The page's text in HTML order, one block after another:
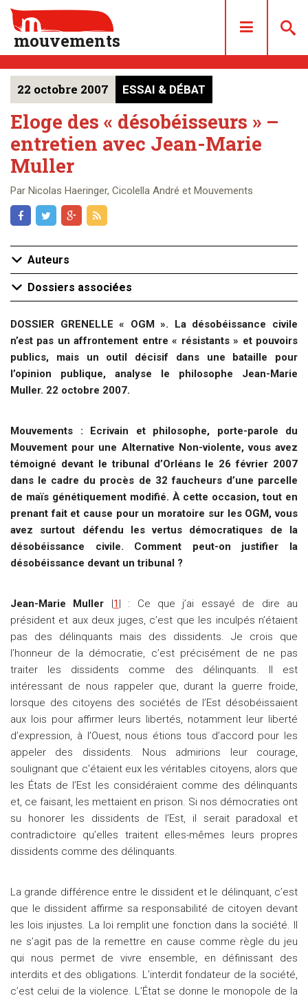
mouvements
DOSSIERS
ARTICLES
LES NUMÉROS
QUI SOMMES NOUS ?
CONTACT
22 octobre 2007 ESSAI & DÉBAT
Eloge des « désobéisseurs » –
entretien avec Jean-Marie
Muller
Par Nicolas Haeringer, Cicolella André et Mouvements
Auteurs
Dossiers associées
DOSSIER GRENELLE « OGM ». La désobéissance civile
n’est pas un affrontement entre « résistants » et pouvoirs
publics, mais un outil décisif dans une bataille pour
l’opinion publique, analyse le philosophe Jean-Marie
Muller. 22 octobre 2007.
Mouvements : Ecrivain et philosophe, porte-parole du
Mouvement pour une Alternative Non-violente, vous avez
témoigné devant le tribunal d’Orléans le 26 février 2007
dans le cadre du procès de 32 faucheurs d’une parcelle
de maïs génétiquement modifié. À cette occasion, tout en
prenant fait et cause pour un moratoire sur les OGM, vous
avez surtout défendu les vertus démocratiques de la
désobéissance civile. Comment peut-on justifier la
désobéissance devant un tribunal ?
Jean-Marie Muller |1 | : Ce que j’ai essayé de dire au
président et aux deux juges, c’est que les inculpés n’étaient
pas des délinquants mais des dissidents. Je crois que
l’honneur de la démocratie, c’est précisément de ne pas
traiter les dissidents comme des délinquants. Il est
intéressant de nous rappeler que, durant la guerre froide,
lorsque des citoyens des sociétés de l’Est désobéissaient
aux lois pour affirmer leurs libertés, notamment leur liberté
d’expression, à l’Ouest, nous étions tous d’accord pour les
appeler des dissidents. Nous admirions leur courage,
soulignant que c’étaient eux les véritables citoyens, alors que
les États de l’Est les considéraient comme des délinquants
et, ce faisant, les mettaient en prison. Si nos démocraties ont
su honorer les dissidents de l’Est, il serait paradoxal et
contradictoire qu’elles traitent elles-mêmes leurs propres
dissidents comme des délinquants.
La grande différence entre le dissident et le délinquant, c’est
que le dissident affirme sa responsabilité de citoyen devant
les lois injustes. La loi remplit une fonction dans la société. Il
ne s’agit pas de la remettre en cause comme règle du jeu
qui nous permet de vivre ensemble, en définissant des
interdits et des obligations. L’interdit fondateur de la société,
c’est celui de la violence. L’État se donne le monopole de la